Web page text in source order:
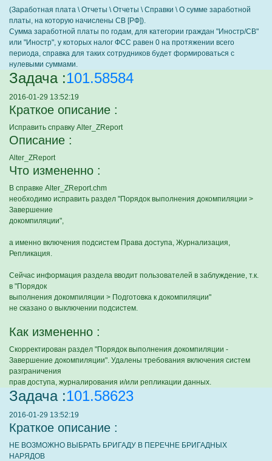
(Заработная плата \ Отчеты \ Отчеты \ Справки \ О сумме заработной
платы, на которую начислены СВ [РФ]).
Сумма заработной платы по годам, для категории граждан "Иностр/СВ"
или "Иностр", у которых налог ФСС равен 0 на протяжении всего
периода, справка для таких сотрудников будет формироваться c
нулевыми суммами.
Задача :101.58584
2016-01-29 13:52:19
Краткое описание :
Исправить справку Alter_ZReport
Описание :
Alter_ZReport
Что измененно :
В справке Alter_ZReport.chm
необходимо исправить раздел "Порядок выполнения докомпиляции >
Завершение
докомпиляции",
а именно включения подсистем Права доступа, Журнализация,
Репликация.
Сейчас информация раздела вводит пользователей в заблуждение, т.к.
в "Порядок
выполнения докомпиляции > Подготовка к докомпиляции"
не сказано о выключении подсистем.
Как измененно :
Скорректирован раздел "Порядок выполнения докомпиляции -
Завершение докомпиляции". Удалены требования включения систем
разграничения
прав доступа, журналирования и/или репликации данных.
Задача :101.58623
2016-01-29 13:52:19
Краткое описание :
НЕ ВОЗМОЖНО ВЫБРАТЬ БРИГАДУ В ПЕРЕЧНЕ БРИГАДНЫХ
НАРЯДОВ